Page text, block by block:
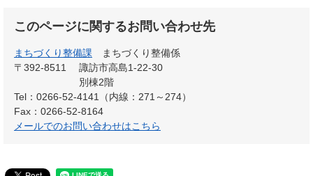
このページに関するお問い合わせ先
まちづくり整備課
まちづくり整備係
〒392-8511
諏訪市高島1-22-30
別棟2階
Tel：0266-52-4141（内線：271～274）
Fax：0266-52-8164
メールでのお問い合わせはこちら